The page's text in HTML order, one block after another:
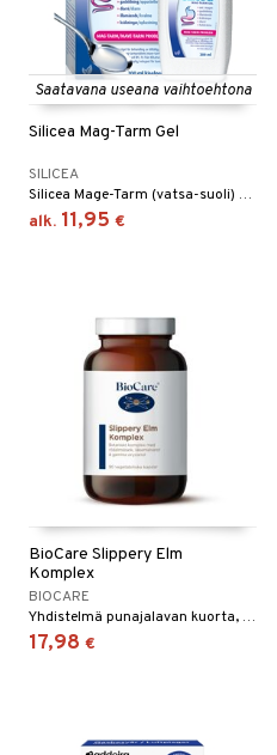
Saatavana useana vaihtoehtona
Silicea Mag-Tarm Gel
SILICEA
Silicea Mage-Tarm (vatsa-suoli) Geeli on todella tehokas äkkinäisten ja uusiutuvien ongelmien kuten vatsakivun, pahoinvoidin, oksentelun, ilmavaivojen ja ripulin ilmaantuessa.
alk. 11,95 €
BioCare Slippery Elm
Komplex
BIOCARE
Yhdistelmä punajalavan kuorta, rohtosalkoruusunjuuriuutetta ja gamma-oryzanolia.
17,98 €